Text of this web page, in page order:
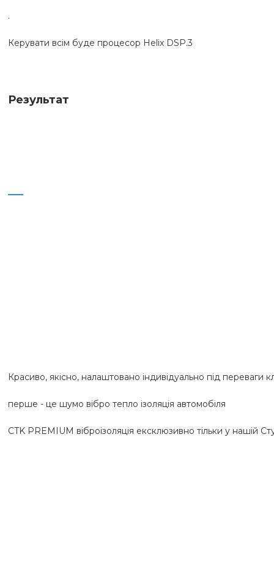
.
Керувати всім буде процесор Helix DSP.3
Результат
Красиво, якісно, ​​налаштовано індивідуально під переваги
перше - це шумо вібро тепло ізоляція автомобіля
CTK PREMIUM віброізоляція ексклюзивно тільки у нашій